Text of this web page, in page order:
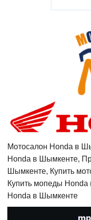
Мотосалон Honda в
Honda в Шымкенте,
Шымкенте, Купить
Купить мопеды
Honda в Шымкенте